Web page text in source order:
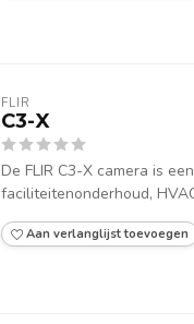
FLIR
C3-X
De FLIR C3-X camera is
faciliteitenonderhoud,
Aan verlanglijst toevoegen